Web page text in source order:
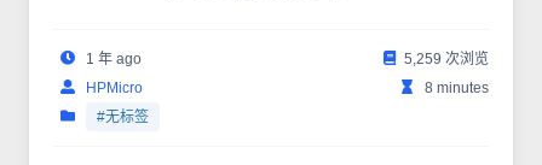
1 年 ago
5,259 次浏览
HPMicro
8 minutes
#无标签